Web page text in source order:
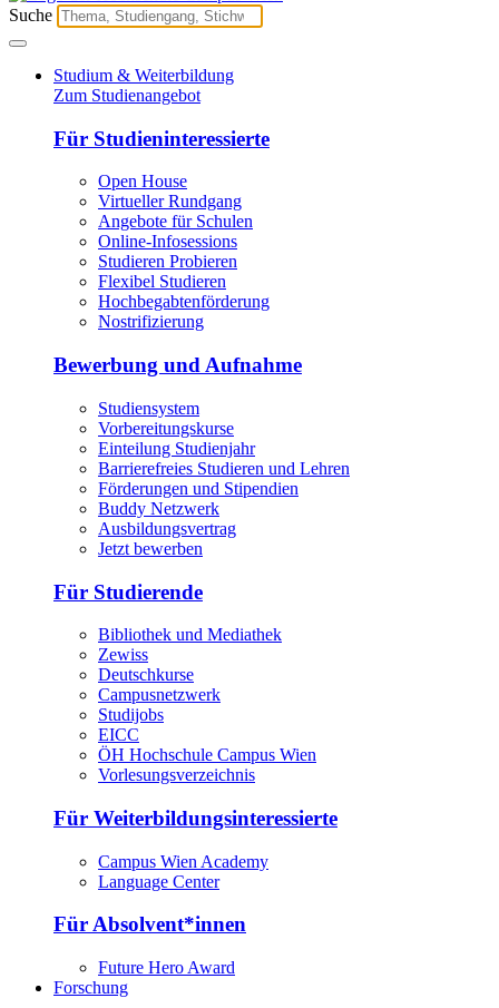
Suche
Studium & Weiterbildung
Zum Studienangebot
Für Studieninteressierte
Open House
Virtueller Rundgang
Angebote für Schulen
Online-Infosessions
Studieren Probieren
Flexibel Studieren
Hochbegabtenförderung
Nostrifizierung
Bewerbung und Aufnahme
Studiensystem
Vorbereitungskurse
Einteilung Studienjahr
Barrierefreies Studieren und Lehren
Förderungen und Stipendien
Buddy Netzwerk
Ausbildungsvertrag
Jetzt bewerben
Für Studierende
Bibliothek und Mediathek
Zewiss
Deutschkurse
Campusnetzwerk
Studijobs
EICC
ÖH Hochschule Campus Wien
Vorlesungsverzeichnis
Für Weiterbildungsinteressierte
Campus Wien Academy
Language Center
Für Absolvent*innen
Future Hero Award
Forschung